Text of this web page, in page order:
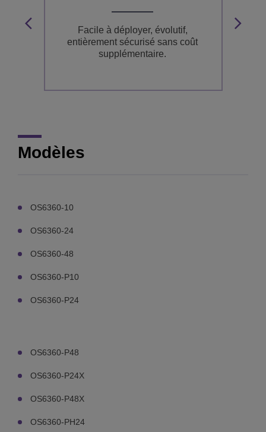
Facile à déployer, évolutif,
entièrement sécurisé sans coût
supplémentaire.
Modèles
OS6360-10
OS6360-24
OS6360-48
OS6360-P10
OS6360-P24
OS6360-P48
OS6360-P24X
OS6360-P48X
OS6360-PH24